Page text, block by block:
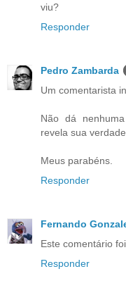
viu?
Responder
Pedro Zambarda
Um comentarista
Não dá
revela sua
Meus parabéns.
Responder
Fernando
Este comentário
Responder